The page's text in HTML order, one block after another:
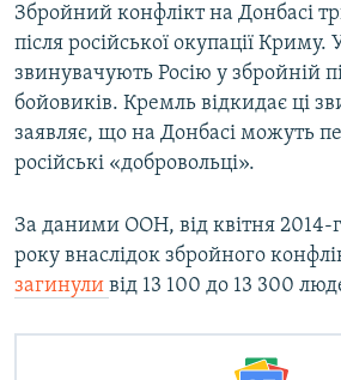
720p 1080p
Збройний конфлікт на Донбасі
після російської окупації Криму.
звинувачують Росію у збройній
бойовиків. Кремль відкидає ці
заявляє, що на Донбасі можуть
російські «добровольці».
За даними ООН, від квітня 2014-
року внаслідок збройного
загинули від 13 100 до 13 300